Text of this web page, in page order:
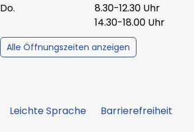
Do.
8.30-12.30 Uhr
14.30-18.00 Uhr
Alle Öffnungszeiten anzeigen
Leichte Sprache Barrierefreiheit